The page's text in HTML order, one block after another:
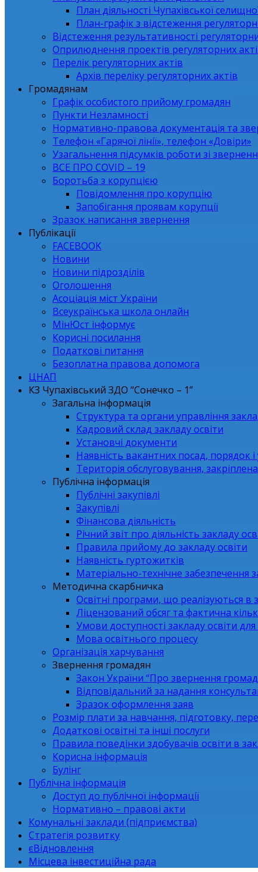
План діяльності Чупахівської
План-графік з відстеження
Відстеження результативності
Оприлюднення проектів регуляторних
Перелік регуляторних актів
Архів переліку регуляторних актів
Громадянам
Графік особистого прийому громадян
Пункти Незламності
Нормативно-правова документація та
Телефон «Гарячої лінії», телефон «Довіри»
Узагальнення підсумків роботи зі
ВСЕ ПРО СОVID – 19
Боротьба з корупцією
Повідомлення про корупцію
Запобігання проявам корупції
Зразок написання звернення
Публікації
FACEBOOK
Новини
Новини підрозділів
Оголошення
Асоціація міст України
Всеукраїнська школа онлайн
МінЮст інформує
Корисні посилання
Податкові питання
Безоплатна правова допомога
ЦНАП
КЗ Чупахівський ЗДО “Сонечко – 1”
Загальна інформація
Структура та органи управління
Кадровий склад закладу освіти
Установчі документи
Наявність вакантних посад, порядок
Територія обслуговування,
Публічна інформація
Публічні закупівлі
Закупівлі
Фінансова діяльність
Річний звіт про діяльність закладу
Правила прийому до закладу освіти
Наявність гуртожитків
Матеріально-технічне забезпечення
Методична скарбничка
Освітні програми, що реалізуються в
Ліцензований обсяг та фактична
Умови доступності закладу освіти
Мова освітнього процесу
Організація харчування
Звернення громадян
Закон України “Про звернення
Відповідальний за надання
Зразок оформлення заяв
Розмір плати за навчання, підготовку,
Додаткові освітні та інші послуги
Правила поведінки здобувачів освіти в
Корисна інформація
Булінг
Публічна інформація
Доступ до публічної інформації
Нормативно – правові акти
Комунальні заклади (підприємства)
Стратегія розвитку
єВідновлення
Місцева інвестиційна рада